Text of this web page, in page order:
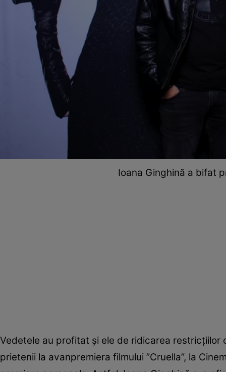
Ioana Ginghină a bifat
Vedetele au profitat și ele de ridicarea restricțiilor
prietenii la avanpremiera filmului ”Cruella”, la